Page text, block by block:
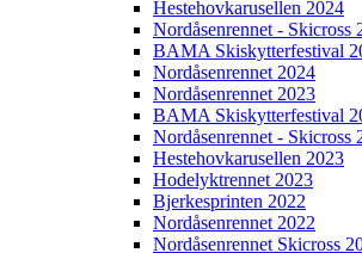
Hestehovkarusellen 2024
Nordåsenrennet - Skicross
BAMA Skiskytterfestival
Nordåsenrennet 2024
Nordåsenrennet 2023
BAMA Skiskytterfestival
Nordåsenrennet - Skicross
Hestehovkarusellen 2023
Hodelyktrennet 2023
Bjerkesprinten 2022
Nordåsenrennet 2022
Nordåsenrennet Skicross